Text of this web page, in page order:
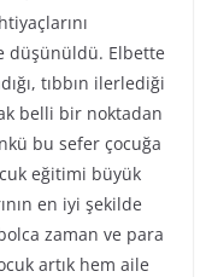
düşünüldü. Elbette
tıbbın ilerlediği
belli bir noktadan
bu sefer çocuğa
eğitimi büyük
en iyi şekilde
zaman ve para
artık hem aile